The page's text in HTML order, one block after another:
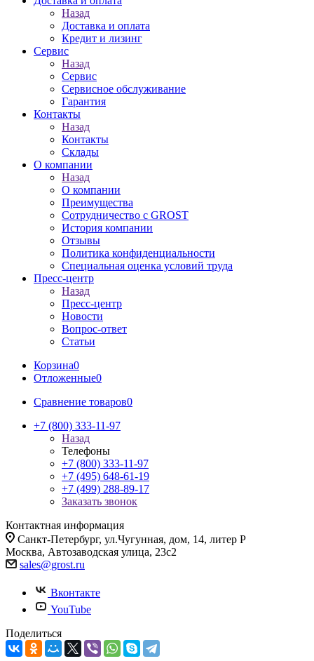
Назад
Доставка и оплата
Кредит и лизинг
Сервис
Назад
Сервис
Сервисное обслуживание
Гарантия
Контакты
Назад
Контакты
Склады
О компании
Назад
О компании
Преимущества
Сотрудничество с GROST
История компании
Отзывы
Политика конфиденциальности
Специальная оценка условий труда
Пресс-центр
Назад
Пресс-центр
Новости
Вопрос-ответ
Статьи
Корзина0
Отложенные0
Сравнение товаров0
+7 (800) 333-11-97
Назад
Телефоны
+7 (800) 333-11-97
+7 (495) 648-61-19
+7 (499) 288-89-17
Заказать звонок
Контактная информация
Санкт-Петербург, ул.Чугунная, дом, 14, литер Р
Москва, Автозаводская улица, 23с2
sales@grost.ru
Вконтакте
YouTube
Поделиться